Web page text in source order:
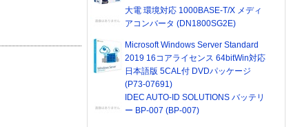
大電 環境対応 1000BASE-T/X メディ
アコンバータ (DN1800SG2E)
Microsoft Windows Server Standard
2019 16コアライセンス 64bitWin対応
日本語版 5CAL付 DVDパッケージ
(P73-07691)
IDEC AUTO-ID SOLUTIONS バッテリ
ー BP-007 (BP-007)